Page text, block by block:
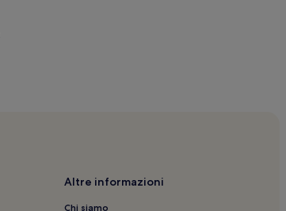
Altre informazioni
Chi siamo